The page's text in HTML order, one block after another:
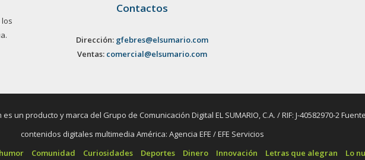
Contactos
Dirección: gfebres@elsumario.com
Ventas: comercial@elsumario.com
un producto y marca del Grupo de Comunicación Digital EL SUMARIO, C.A. / RIF: J-40582970-2
contenidos digitales multimedia América: Agencia EFE / EFE Servicios
Comunidad Curiosidades Deportes Dinero Innovación Letras que alegran Lo